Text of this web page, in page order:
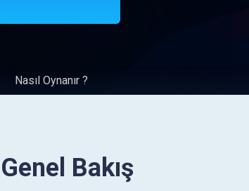
Nasıl Oynanır ?
Genel Bakış